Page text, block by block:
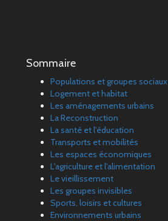
Sommaire
Populations et groupes sociaux
Logement et habitat
Les aménagements urbains
La Reconstruction
La santé et l'éducation
Transports et mobilités
Les espaces économiques
L'agriculture et l'alimentation
Le vieillissement
Les groupes invisibles
Sports, loisirs et cultures
Environnements urbains